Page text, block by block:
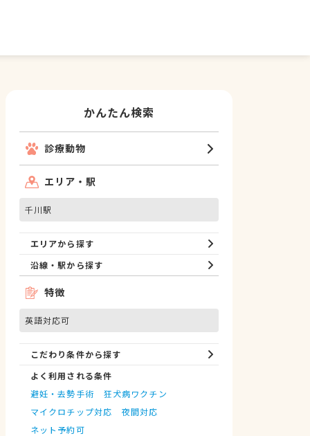
かんたん検索
診療動物
エリア・駅
千川駅
エリアから探す
沿線・駅から探す
特徴
英語対応可
こだわり条件から探す
よく利用される条件
避妊・去勢手術
狂犬病ワクチン
マイクロチップ対応
夜間対応
ネット予約可